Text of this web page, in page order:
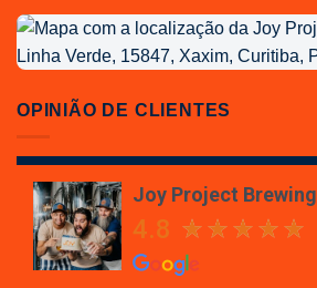
Localização
da
Project
Brewing
OPINIÃO DE CLIENTES
Joy Project Brewing
4.8